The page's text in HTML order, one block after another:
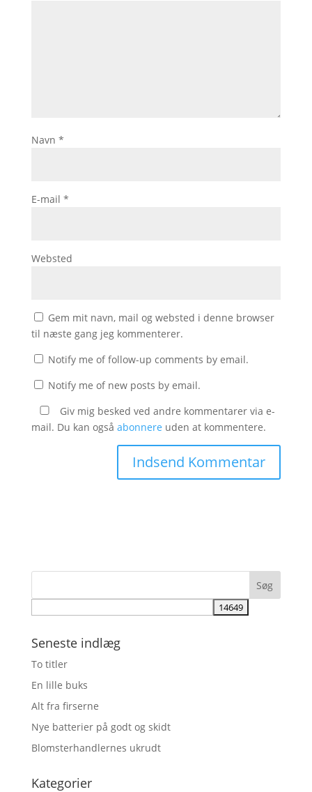
Navn *
E-mail *
Websted
Gem mit navn, mail og websted i denne browser
til næste gang jeg kommenterer.
Notify me of follow-up comments by email.
Notify me of new posts by email.
Giv mig besked ved andre kommentarer via e-
mail. Du kan også abonnere uden at kommentere.
Seneste indlæg
To titler
En lille buks
Alt fra firserne
Nye batterier på godt og skidt
Blomsterhandlernes ukrudt
Kategorier